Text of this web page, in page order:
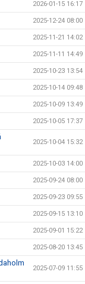
2026-01-15 16:17
2025-12-24 08:00
2025-11-21 14:02
2025-11-11 14:49
2025-10-23 13:54
2025-10-14 09:48
2025-10-09 13:49
2025-10-05 17:37
2025-10-04 15:32
2025-10-03 14:00
2025-09-24 08:00
2025-09-23 09:55
2025-09-15 13:10
2025-09-01 15:22
2025-08-20 13:45
2025-07-09 11:55